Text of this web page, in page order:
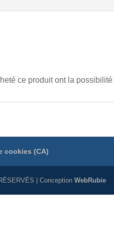
ce produit ont la
cookies (CA)
| ConceptionWebRubie